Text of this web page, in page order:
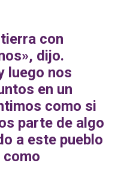
con
dijo.
luego nos
en un
como si
parte de algo
a este pueblo